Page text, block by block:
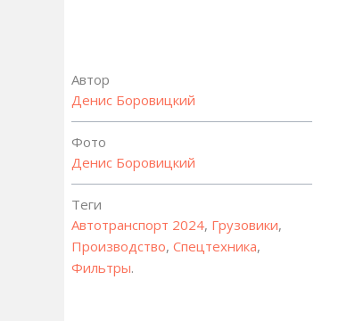
Автор
Денис Боровицкий
Фото
Денис Боровицкий
Теги
Автотранспорт 2024, Грузовики,
Производство, Спецтехника,
Фильтры.